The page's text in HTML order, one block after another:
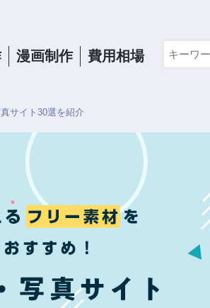
漫画制作 費用相場
サイト30選を紹介